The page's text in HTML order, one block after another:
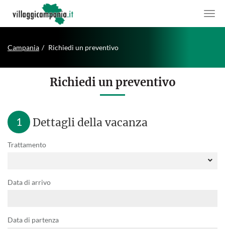
Campania Richiedi un preventivo
Richiedi un preventivo
1 Dettagli della vacanza
Trattamento
Data di arrivo
Data di partenza